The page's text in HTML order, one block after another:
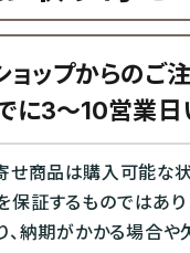
ョップからのご
に3～10営業日
商品は購入可能な状
保証するものではあ
、納期がかかる場合